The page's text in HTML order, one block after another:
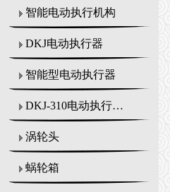
智能电动执行机构
DKJ电动执行器
智能型电动执行器
DKJ-310电动执行机构
涡轮头
蜗轮箱